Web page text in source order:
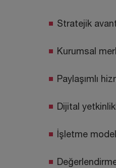
Stratejik
Kurumsal
Paylaşımlı
Dijital
İşletme